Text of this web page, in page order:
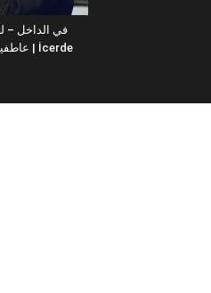
عاطفية بين ميرت و ايلام | İcerde